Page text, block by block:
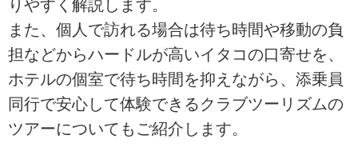
りやすく解説します。
また、個人で訪れる場合は待ち時間や移動の負
担などからハードルが高いイタコの口寄せを、
ホテルの個室で待ち時間を抑えながら、添乗員
同行で安心して体験できるクラブツーリズムの
ツアーについてもご紹介します。